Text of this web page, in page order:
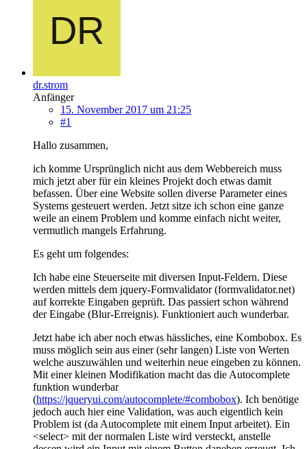
dr.strom
Anfänger
15. November 2017 um 21:25
#1
Hallo zusammen,
ich komme Ursprünglich nicht aus dem Webbereich muss
mich jetzt aber für ein kleines Projekt doch etwas damit
befassen. Über eine Website sollen diverse Parameter eines
Systems gesteuert werden. Jetzt sitze ich schon eine ganze
weile an einem Problem und komme einfach nicht weiter,
vermutlich mangels Erfahrung.
Es geht um folgendes:
Ich habe eine Steuerseite mit diversen Input-Feldern. Diese
werden mittels dem jquery-Formvalidator (formvalidator.net)
auf korrekte Eingaben geprüft. Das passiert schon während
der Eingabe (Blur-Erreignis). Funktioniert auch wunderbar.
Jetzt habe ich aber noch etwas hässliches, eine Kombobox. Es
muss möglich sein aus einer (sehr langen) Liste von Werten
welche auszuwählen und weiterhin neue eingeben zu können.
Mit einer kleinen Modifikation macht das die Autocomplete
funktion wunderbar
(https://jqueryui.com/autocomplete/#combobox). Ich benötige
jedoch auch hier eine Validation, was auch eigentlich kein
Problem ist (da Autocomplete mit einem Input arbeitet). Ein
<select> mit der normalen Liste wird versteckt, anstelle